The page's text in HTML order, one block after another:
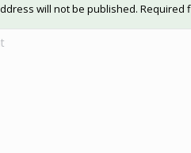
will not be published. Required